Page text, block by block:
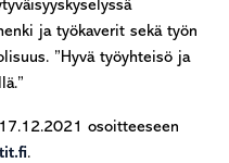
ja työkaverit sekä työn
”Hyvä työyhteisö ja
osoitteeseen
.